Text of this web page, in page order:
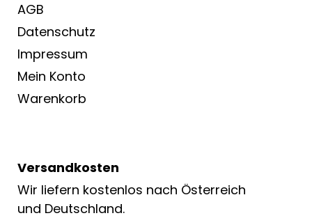
AGB
Datenschutz
Impressum
Mein Konto
Warenkorb
Versandkosten
Wir liefern kostenlos nach Österreich
und Deutschland.